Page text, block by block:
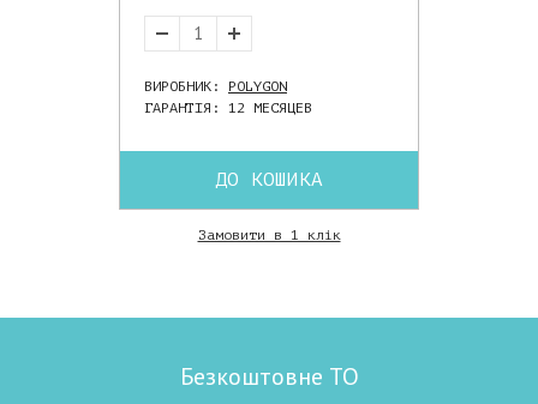
ВИРОБНИК: POLYGON
ГАРАНТІЯ: 12 МЕСЯЦЕВ
ДО КОШИКА
Замовити в 1 клік
Безкоштовне ТО